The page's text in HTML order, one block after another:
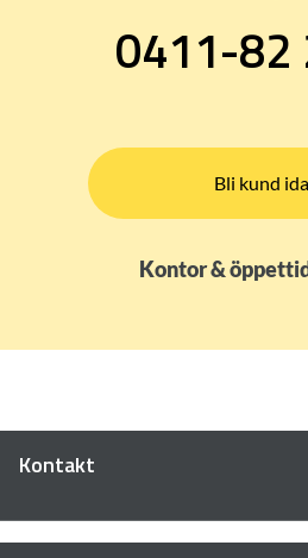
0411-82
Bli kund
Kontor &
Kontakt